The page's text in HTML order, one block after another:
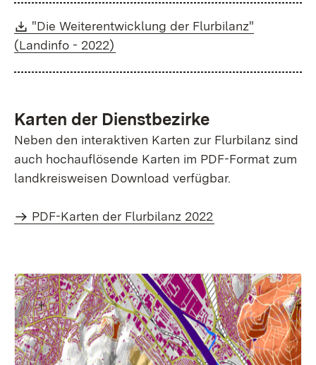
Download:
"Die Weiterentwicklung der Flurbilanz"
(Landinfo - 2022)
Karten der Dienstbezirke
Neben den interaktiven Karten zur Flurbilanz sind
auch hochauflösende Karten im PDF-Format zum
landkreisweisen Download verfügbar.
PDF-Karten der Flurbilanz 2022